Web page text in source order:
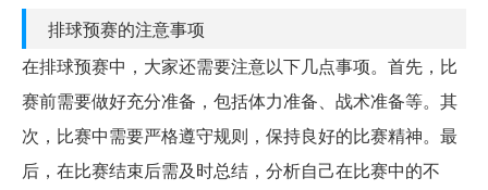
排球预赛的注意事项
在排球预赛中，大家还需要注意以下几点事项。首先，比
赛前需要做好充分准备，包括体力准备、战术准备等。其
次，比赛中需要严格遵守规则，保持良好的比赛精神。最
后，在比赛结束后需及时总结，分析自己在比赛中的不